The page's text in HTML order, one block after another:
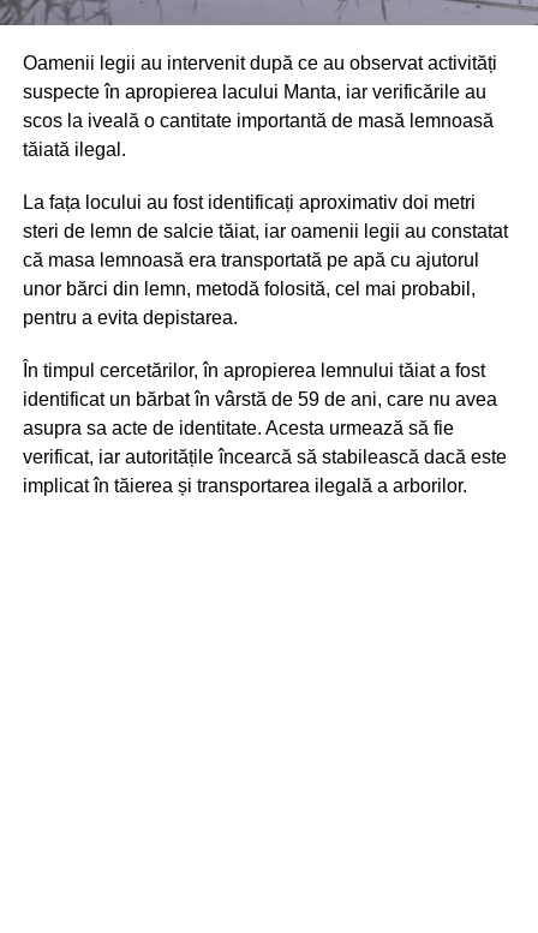
Oamenii legii au intervenit după ce au observat activități
suspecte în apropierea lacului Manta, iar verificările au
scos la iveală o cantitate importantă de masă lemnoasă
tăiată ilegal.
La fața locului au fost identificați aproximativ doi metri
steri de lemn de salcie tăiat, iar oamenii legii au constatat
că masa lemnoasă era transportată pe apă cu ajutorul
unor bărci din lemn, metodă folosită, cel mai probabil,
pentru a evita depistarea.
În timpul cercetărilor, în apropierea lemnului tăiat a fost
identificat un bărbat în vârstă de 59 de ani, care nu avea
asupra sa acte de identitate. Acesta urmează să fie
verificat, iar autoritățile încearcă să stabilească dacă este
implicat în tăierea și transportarea ilegală a arborilor.